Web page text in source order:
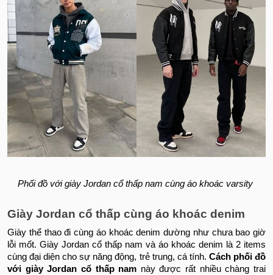
Phối đồ với giày Jordan cổ thấp nam cùng áo khoác varsity
Giày Jordan cổ thấp cùng áo khoác denim
Giày thể thao đi cùng áo khoác denim dường như chưa bao giờ
lỗi mốt. Giày Jordan cổ thấp nam và áo khoác denim là 2 items
cùng đại diện cho sự năng động, trẻ trung, cá tính. Cách phối đồ
với giày Jordan cổ thấp nam này được rất nhiều chàng trai